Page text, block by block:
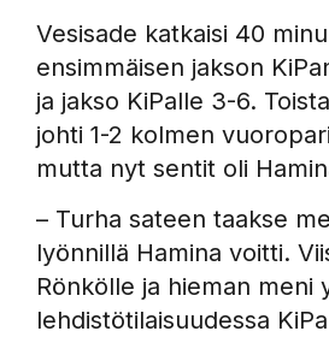
Vesisade katkaisi 40
ensimmäisen jakson
ja jakso KiPalle 3-6.
johti 1-2 kolmen
mutta nyt sentit oli
– Turha sateen taakse
lyönnillä Hamina voitti.
Rönkölle ja hieman meni
lehdistötilaisuudessa